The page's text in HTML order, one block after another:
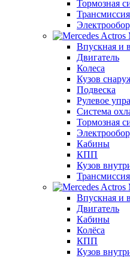
Тормозная
Трансмиссия
Впускная и
Двигатель
Колеса
Кузов
Подвеска
Рулевое
Система
Тормозная
Кабины
КПП
Кузов
Трансмиссия
Впускная и
Двигатель
Кабины
Колёса
КПП
Кузов